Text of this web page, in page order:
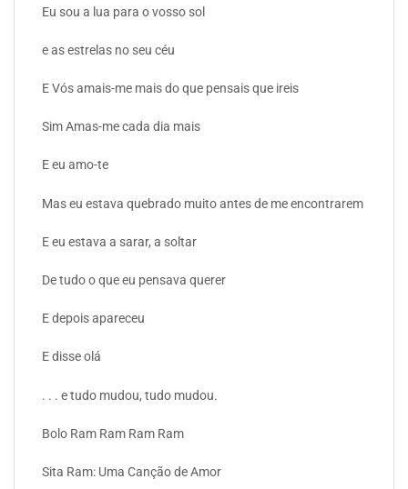
Eu sou a lua para o vosso sol
e as estrelas no seu céu
E Vós amais-me mais do que pensais que ireis
Sim Amas-me cada dia mais
E eu amo-te
Mas eu estava quebrado muito antes de me encontrarem
E eu estava a sarar, a soltar
De tudo o que eu pensava querer
E depois apareceu
E disse olá
. . . e tudo mudou, tudo mudou.
Bolo Ram Ram Ram Ram
Sita Ram: Uma Canção de Amor